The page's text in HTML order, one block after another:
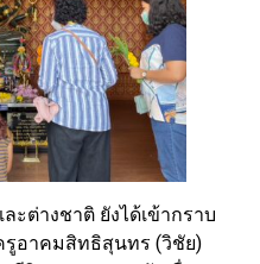
ะต่างชาติ ยังได้เข้ากราบ
อาคมสิทธิสุนทร (วิชัย)